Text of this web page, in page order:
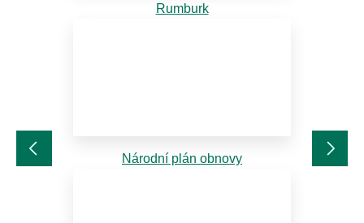
Rumburk
Národní plán obnovy